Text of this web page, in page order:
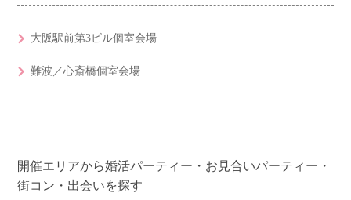
大阪駅前第3ビル個室会場
難波／心斎橋個室会場
開催エリアから婚活パーティー・お見合いパーティー・
街コン・出会いを探す